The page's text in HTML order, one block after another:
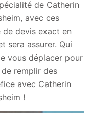
de Catherin
avec ces
devis exact en
sera assurer. Qui
vous déplacer pour
remplir des
avec Catherin
!